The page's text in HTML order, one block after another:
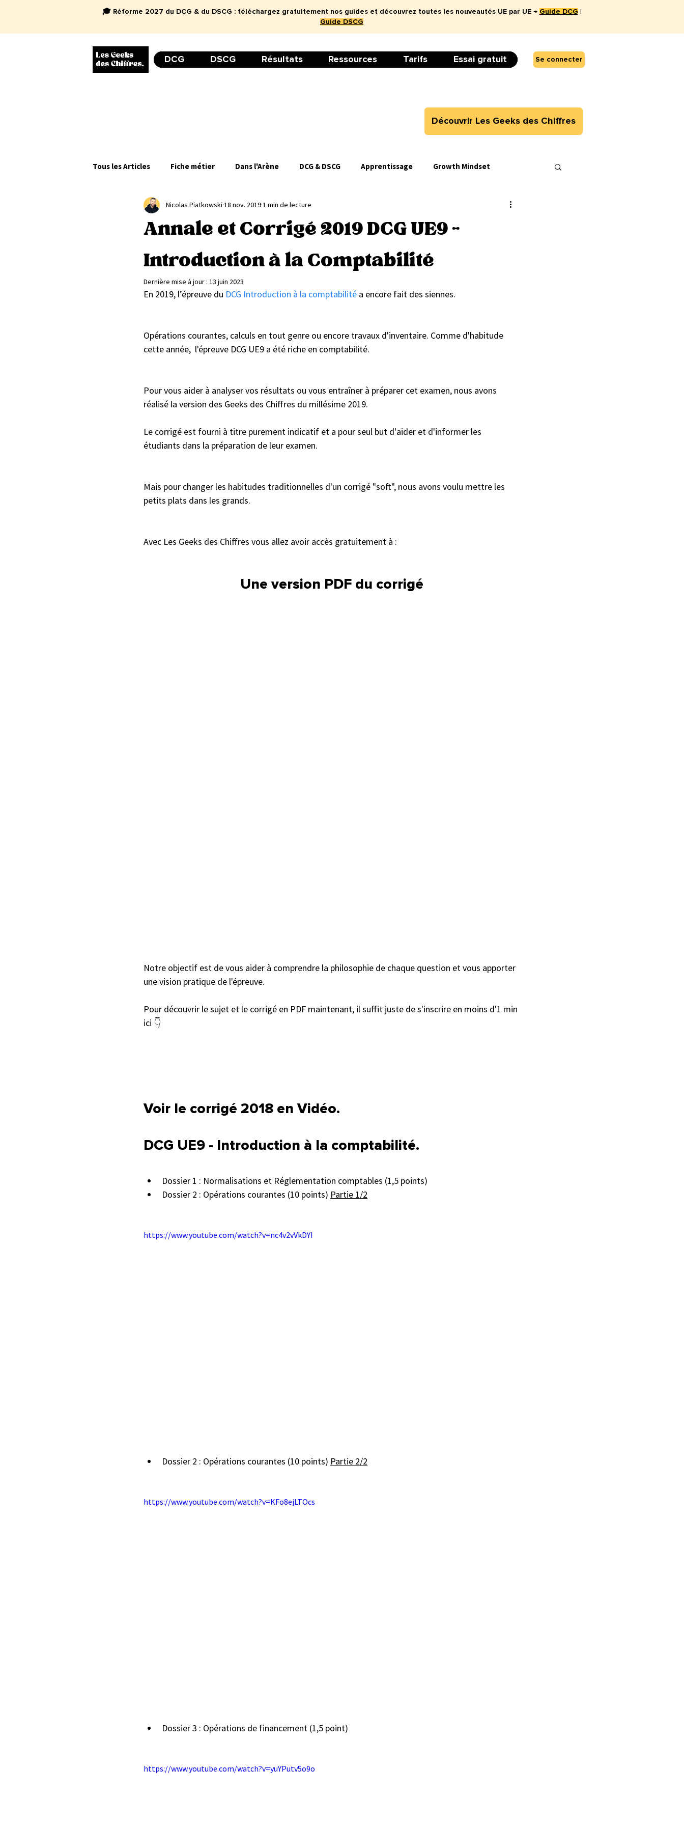
🎓 Réforme 2027 du DCG & du DSCG : téléchargez gratuitement nos guides et découvrez toutes les nouveautés UE par UE → Guide DCG
Guide DSCG
DCG DSCG Résultats Ressources Tarifs Essai gratuit Se connecter
Découvrir Les Geeks des Chiffres
Tous les Articles Fiche métier Dans l'Arène DCG & DSCG Apprentissage Growth Mindset
Monde du Travail Inspiration Cours Podcast DCG UE4 - Droit Fiscal
Annale et Corrigé 2019 DCG UE9 -
Introduction à la Comptabilité
Nicolas Piatkowski 18 nov. 20191 min de lecture
Dernière mise à jour : 13 juin 2023
En 2019, l’épreuve du DCG Introduction à la comptabilité a encore fait des siennes.
Opérations courantes, calculs en tout genre ou encore travaux d'inventaire. Comme d'habitude
cette année,  l'épreuve DCG UE9 a été riche en comptabilité.
Pour vous aider à analyser vos résultats ou vous entraîner à préparer cet examen, nous avons
réalisé la version des Geeks des Chiffres du millésime 2019.
Le corrigé est fourni à titre purement indicatif et a pour seul but d'aider et d'informer les
étudiants dans la préparation de leur examen.
Mais pour changer les habitudes traditionnelles d'un corrigé "soft", nous avons voulu mettre les
petits plats dans les grands.
Avec Les Geeks des Chiffres vous allez avoir accès gratuitement à :
Une version PDF du corrigé
Notre objectif est de vous aider à comprendre la philosophie de chaque question et vous apporter
une vision pratique de l'épreuve.
Pour découvrir le sujet et le corrigé en PDF maintenant, il suffit juste de s'inscrire en moins d'1 min
ici 👇
Voir le corrigé 2018 en Vidéo.
DCG UE9 - Introduction à la comptabilité.
Dossier 1 : Normalisations et Réglementation comptables (1,5 points)
Dossier 2 : Opérations courantes (10 points) Partie 1/2
https://www.youtube.com/watch?v=nc4v2vVkDYI
Dossier 2 : Opérations courantes (10 points) Partie 2/2
https://www.youtube.com/watch?v=KFo8ejLTOcs
Dossier 3 : Opérations de financement (1,5 point)
https://www.youtube.com/watch?v=yuYPutv5o9o